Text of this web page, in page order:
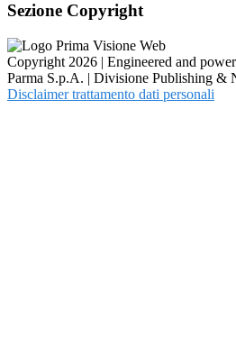
Sezione Copyright
Copyright 2026 | Engineered and
Parma S.p.A. | Divisione Publishing &
Disclaimer trattamento dati personali